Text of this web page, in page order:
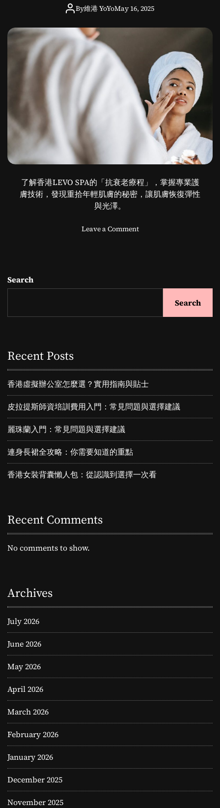
與
用
By維港 YoYoMay 16, 2025
了解香港LEVO SPA的「抗衰老療程」，掌握專業護
膚技術，發現重拾年輕肌膚的秘密，讓肌膚恢復彈性
與光澤。
Leave a Commento
怎
港
L
E
V
O
啟
逆
Search
Search
Recent Posts
香港虛擬辦公室怎麼選？實用指南與貼士
皮拉提斯師資培訓費用入門：常見問題與選擇建議
麗珠蘭入門：常見問題與選擇建議
連身長裙全攻略：你需要知道的重點
香港女裝背囊懶人包：從認識到選擇一次看
Recent Comments
No comments to show.
Archives
July 2026
June 2026
May 2026
April 2026
March 2026
February 2026
January 2026
December 2025
November 2025